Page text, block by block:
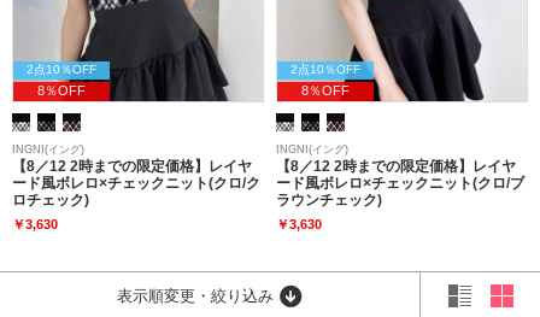
2点10％OFF
8％OFF
INGNI(イング)
【8／12 2時までの限定価格】レイヤ
ード風ボレロ×チェックニット(クロ/ク
ロチェック)
￥3,630
2点10％OFF
8％OFF
INGNI(イング)
【8／12 2時までの限定価格】レイヤ
ード風ボレロ×チェックニット(クロ/ブ
ラウンチェック)
￥3,630
表示順変更・絞り込み